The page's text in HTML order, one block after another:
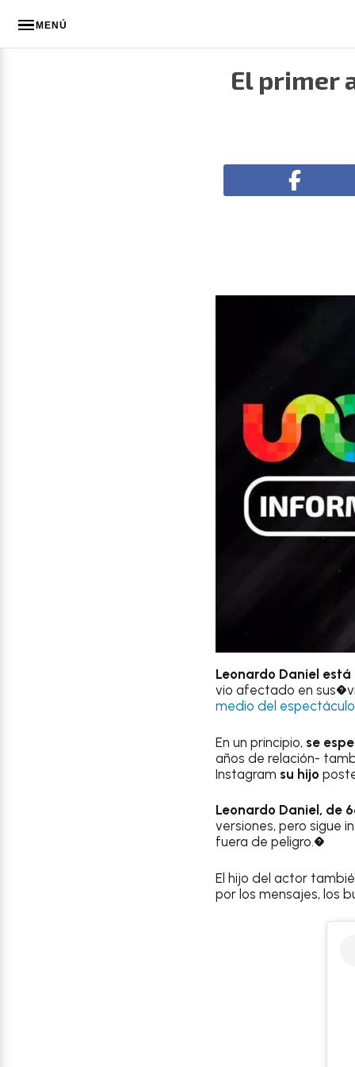
MENÚ
El primer
Leonardo Daniel
vio afectado en
medio del
En un principio, se
años de relación-
Instagram su hijo
Leonardo Daniel, de
versiones, pero sigue
fuera de peligro.�
El hijo del actor
por los mensajes, los